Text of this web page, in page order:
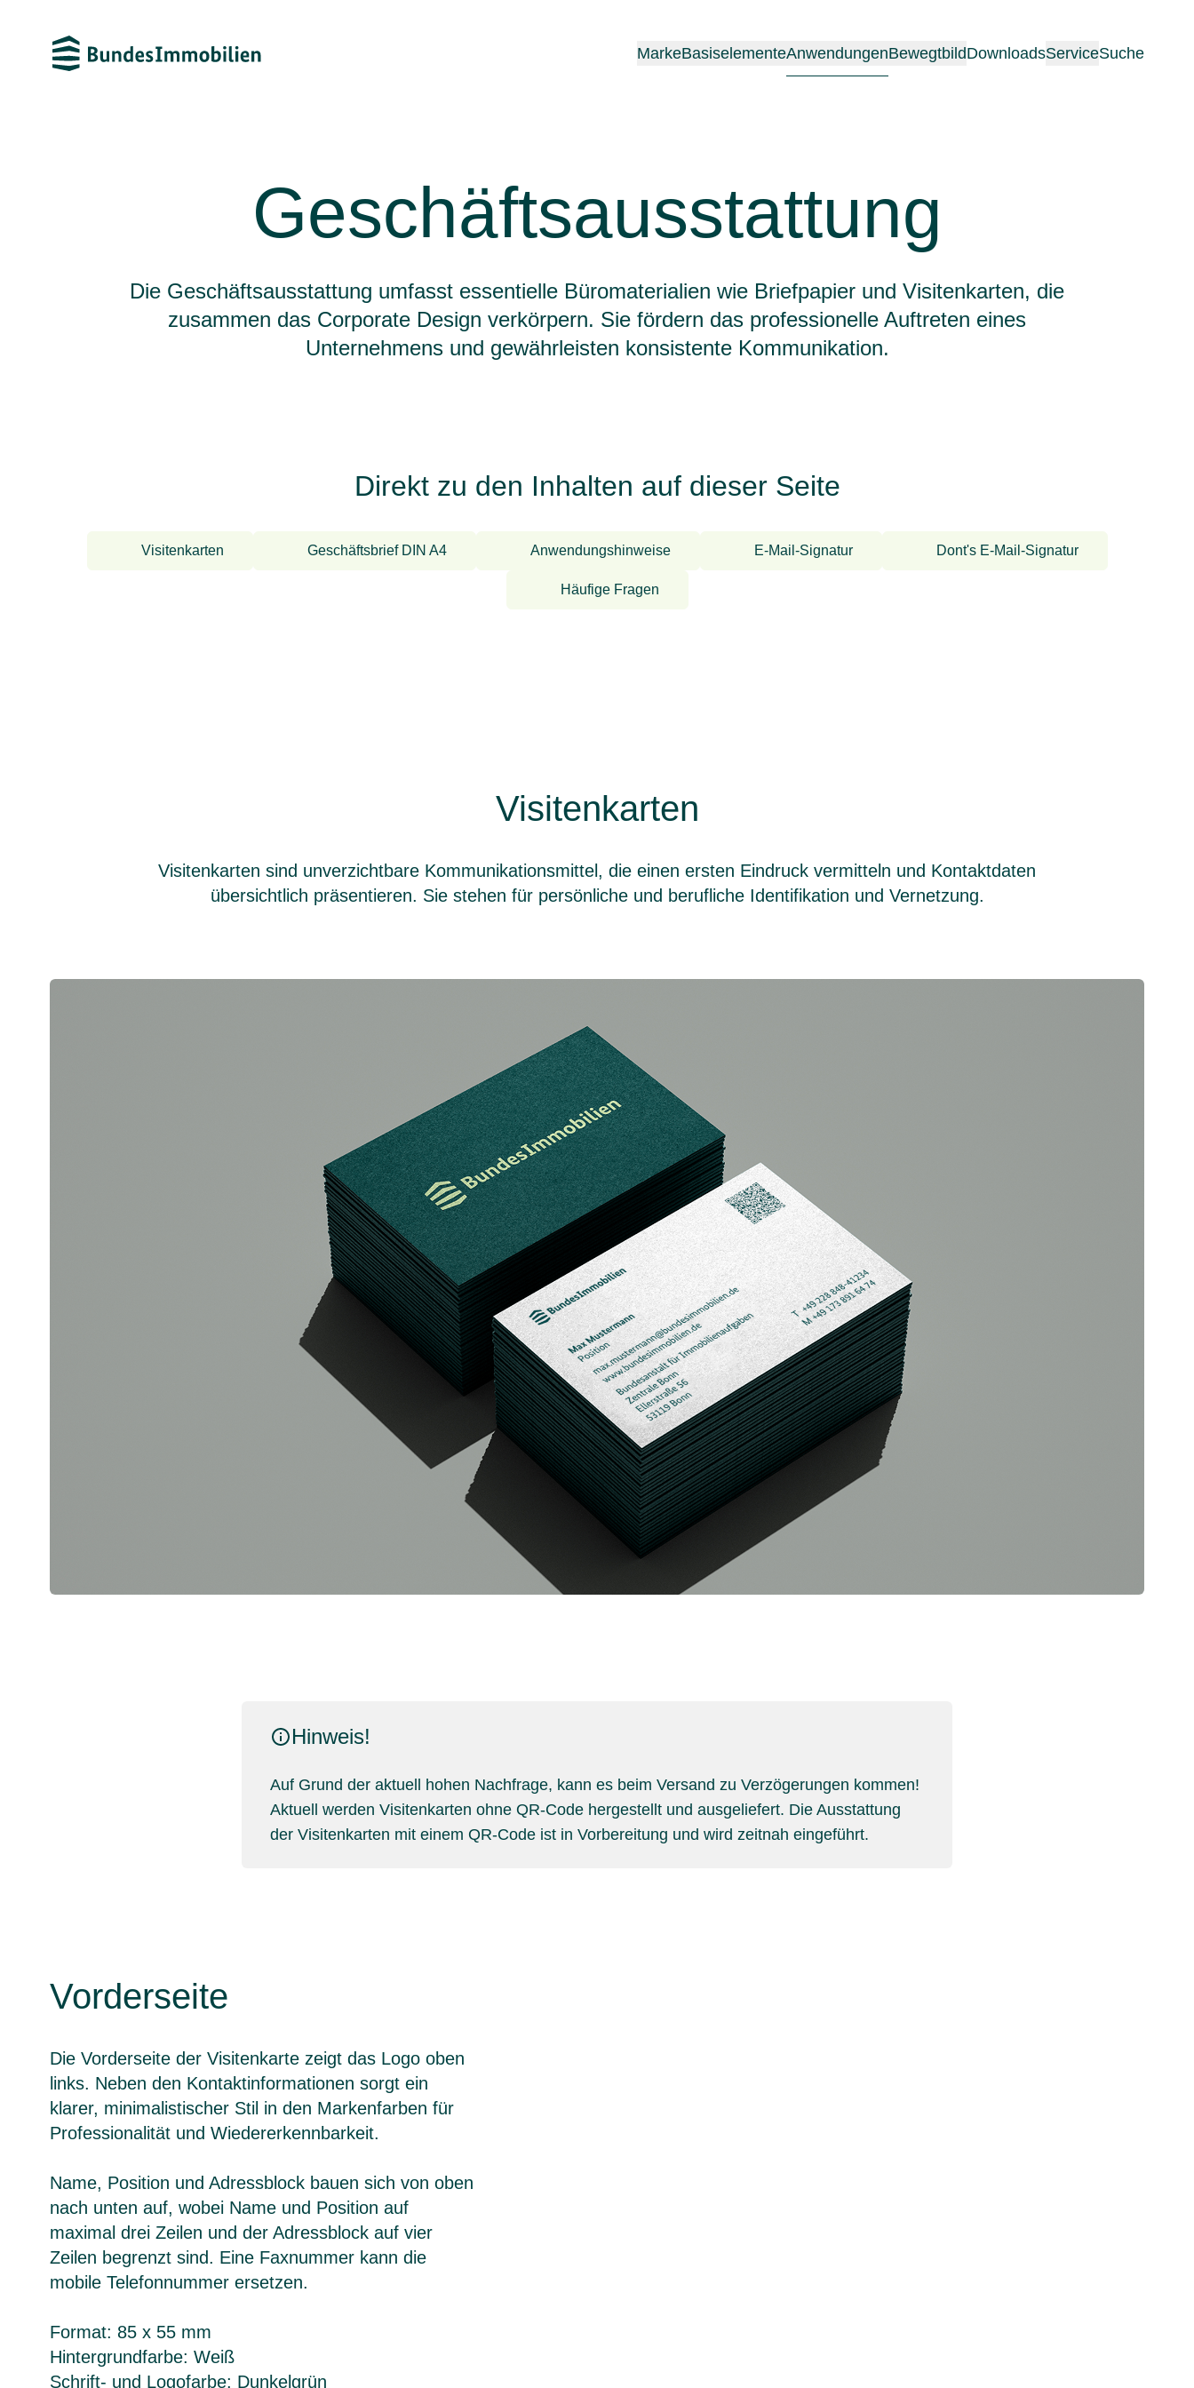
MarkeBasiselementeAnwendungenBewegtbildDownloadsServiceSuche
Geschäftsausstattung
Die Geschäftsausstattung umfasst essentielle Büromaterialien wie Briefpapier und Visitenkarten, die
zusammen das Corporate Design verkörpern. Sie fördern das professionelle Auftreten eines
Unternehmens und gewährleisten konsistente Kommunikation.
Direkt zu den Inhalten auf dieser Seite
Visitenkarten Geschäftsbrief DIN A4 Anwendungshinweise E-Mail-Signatur Dont's E-Mail-Signatur
Häufige Fragen
Visitenkarten
Visitenkarten sind unverzichtbare Kommunikationsmittel, die einen ersten Eindruck vermitteln und Kontaktdaten
übersichtlich präsentieren. Sie stehen für persönliche und berufliche Identifikation und Vernetzung.
Hinweis!
Auf Grund der aktuell hohen Nachfrage, kann es beim Versand zu Verzögerungen kommen!
Aktuell werden Visitenkarten ohne QR-Code hergestellt und ausgeliefert. Die Ausstattung
der Visitenkarten mit einem QR-Code ist in Vorbereitung und wird zeitnah eingeführt.
Vorderseite
Die Vorderseite der Visitenkarte zeigt das Logo oben
links. Neben den Kontaktinformationen sorgt ein
klarer, minimalistischer Stil in den Markenfarben für
Professionalität und Wiedererkennbarkeit.
Name, Position und Adressblock bauen sich von oben
nach unten auf, wobei Name und Position auf
maximal drei Zeilen und der Adressblock auf vier
Zeilen begrenzt sind. Eine Faxnummer kann die
mobile Telefonnummer ersetzen.
Format: 85 x 55 mm
Hintergrundfarbe: Weiß
Schrift- und Logofarbe: Dunkelgrün